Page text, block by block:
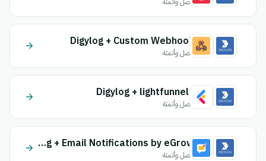
Digylog + Custom Webhook
اتصل وأتمتة
Digylog + lightfunnels
اتصل وأتمتة
Digylog + Email Notifications by eGrow
اتصل وأتمتة